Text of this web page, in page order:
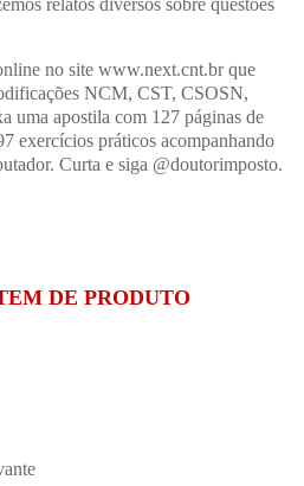
no site www.next.cnt.br que
NCM, CST, CSOSN,
uma apostila com 127 páginas de
exercícios práticos acompanhando
Curta e siga @doutorimposto.
DE PRODUTO